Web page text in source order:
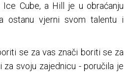
Cube, a Hill je u obraćanju
ostanu vjerni svom talentu i
se za vas znači boriti se za
za svoju zajednicu - poručila je